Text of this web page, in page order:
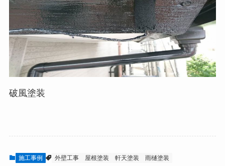
破風塗装
施工事例 外壁工事 屋根塗装 軒天塗装 雨樋塗装